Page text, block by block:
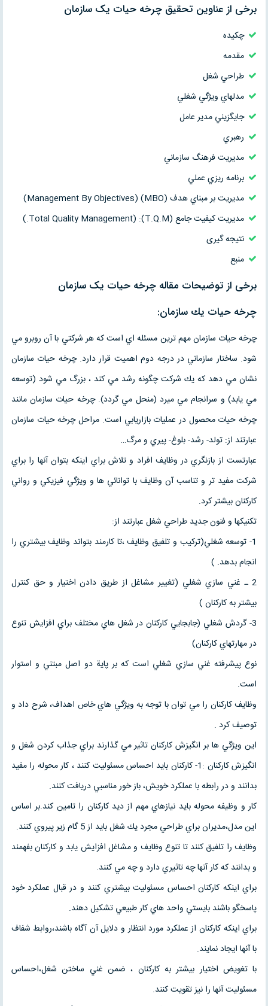
برخی از عناوین تحقیق چرخه حيات يک سازمان
چکیده
مقدمه
طراحي شغل
مدلهاي ويژگي شغلي
جايگزيني مدير عامل
رهبري
مديريت فرهنگ سازماني
برنامه ريزي عملي
مديريت بر مبناي هدف (MBO) (Management By Objectives)
مديريت كيفيت جامع (T.Q.M): (Total Quality Management.)
نتیجه گیری
منبع
برخی از توضیحات مقاله چرخه حيات يک سازمان
چرخه حيات يك سازمان:
چرخه حيات سازمان مهم ترين مسئله اي است كه هر شركتي با آن روبرو مي
شود. ساختار سازماني در درجه دوم اهميت قرار دارد. چرخه حيات سازمان
نشان مي دهد كه يك شركت چگونه رشد مي كند ، بزرگ مي شود (توسعه
مي يابد) و سرانجام مي ميرد (منحل مي گردد). چرخه حيات سازمان مانند
چرخه حيات محصول در عمليات بازاريابي است. مراحل چرخه حيات سازمان
عبارتند از: تولد- رشد- بلوغ- پيري و مرگ…
عبارتست از بازنگري در وظايف افراد و تلاش براي اينكه بتوان آنها را براي
شركت مفيد تر و تناسب آن وظايف با توانائي ها و ويژگي فيزيكي و رواني
كاركنان بيشتر كرد.
تكنيكها و فنون جديد طراحي شغل عبارتند از:
1- توسعه شغلي(تركيب و تلفيق وظايف ،تا كارمند بتواند وظايف بيشتري را
انجام بدهد. )
2 ـ غني سازي شغلي (تغيير مشاغل از طريق دادن اختيار و حق كنترل
بيشتر به كاركنان )
3- گردش شغلي (جابجايي كاركنان در شغل هاي مختلف براي افزايش تنوع
در مهارتهاي كاركنان)
نوع پيشرفته غني سازي شغلي است كه بر پاية دو اصل مبتني و استوار
است.
وظايف كاركنان را مي توان با توجه به ويژگي هاي خاص اهداف، شرح داد و
توصيف كرد .
اين ويژگي ها بر انگيزش كاركنان تاثير مي گذارند براي جذاب كردن شغل و
انگيزش كاركنان :1- كاركنان بايد احساس مسئوليت كنند ، كار محوله را مفيد
بدانند و در رابطه با عملكرد خويش، باز خور مناسبي دريافت كنند.
كار و وظيفه محوله بايد نيازهاي مهم از ديد كاركنان را تامين كند.بر اساس
اين مدل،مديران براي طراحي مجرد يك شغل بايد از 5 گام زير پيروي كنند.
وظايف را تلفيق كنند تا تنوع وظايف و مشاغل افزايش يابد و كاركنان بفهمند
و بدانند كه كار آنها چه تاثيري دارد و چه مي كنند.
براي اينكه كاركنان احساس مسئوليت بيشتري كنند و در قبال عملكرد خود
پاسخگو باشند بايستي واحد هاي كار طبيعي تشكيل دهند.
براي اينكه كاركنان از عملكرد مورد انتظار و دلايل آن آگاه باشند،روابط شفاف
با آنها ايجاد نمايند.
با تغويض اختيار بيشتر به كاركنان ، ضمن غني ساختن شغل،احساس
مسئوليت آنها را نيز تقويت كنند.